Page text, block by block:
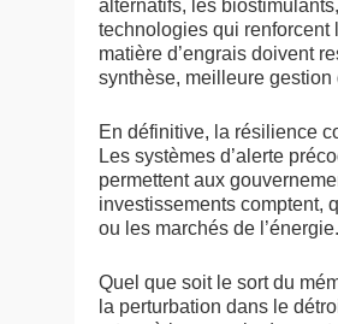
alternatifs, les
technologies qui renforcent
matière d’engrais doivent
synthèse, meilleure
En définitive, la résilience
Les systèmes d’alerte
permettent aux
investissements comptent,
ou les marchés de l’énergie.
Quel que soit le sort du
la perturbation dans le